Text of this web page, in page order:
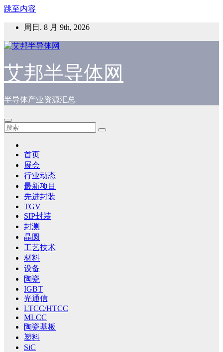
跳至内容
周日. 8 月 9th, 2026
艾邦半导体网
半导体产业资源汇总
首页
展会
行业动态
最新项目
先进封装
TGV
SIP封装
封测
晶圆
工艺技术
材料
设备
陶瓷
IGBT
光通信
LTCC/HTCC
MLCC
陶瓷基板
塑料
SiC